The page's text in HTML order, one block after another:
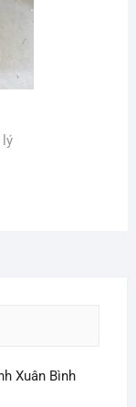
lý
Xuân Bình